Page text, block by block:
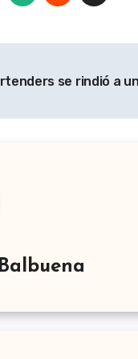
se rindió a